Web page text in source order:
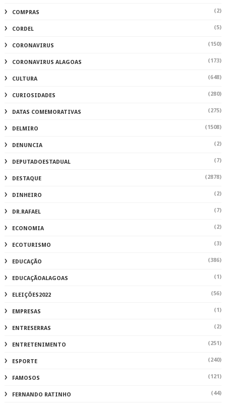
COMPRAS (2)
CORDEL (5)
CORONAVIRUS (150)
CORONAVIRUS ALAGOAS (173)
CULTURA (648)
CURIOSIDADES (280)
DATAS COMEMORATIVAS (275)
DELMIRO (1508)
DENUNCIA (2)
DEPUTADOESTADUAL (7)
DESTAQUE (2878)
DINHEIRO (2)
DR.RAFAEL (7)
ECONOMIA (2)
ECOTURISMO (3)
EDUCAÇÃO (386)
EDUCAÇÃOALAGOAS (1)
ELEIÇÕES2022 (56)
EMPRESAS (1)
ENTRESERRAS (2)
ENTRETENIMENTO (251)
ESPORTE (240)
FAMOSOS (121)
FERNANDO RATINHO (44)